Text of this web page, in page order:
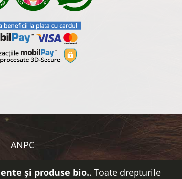
ANPC
și produse bio.. Toate drepturile